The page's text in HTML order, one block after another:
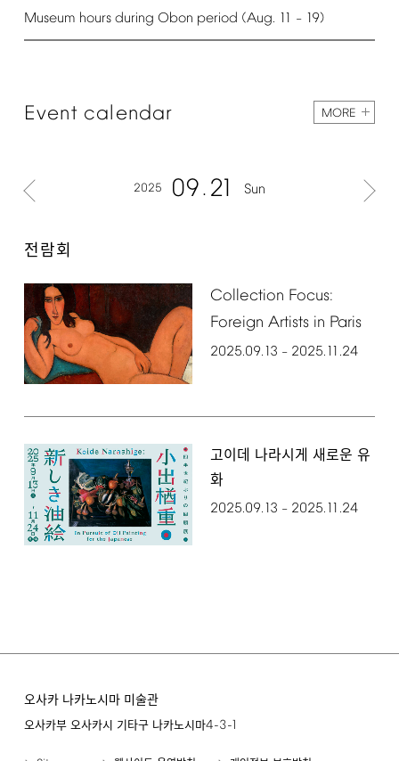
Museum hours during Obon period (Aug. 11 – 19)
Event calendar MORE
2025 09 21 Sun
전람회
Collection Focus:
Foreign Artists in Paris
2025.09.13 – 2025.11.24
고이데 나라시게 새로운 유
화
2025.09.13 – 2025.11.24
오사카 나카노시마 미술관
오사카부 오사카시 기타구 나카노시마4-3-1